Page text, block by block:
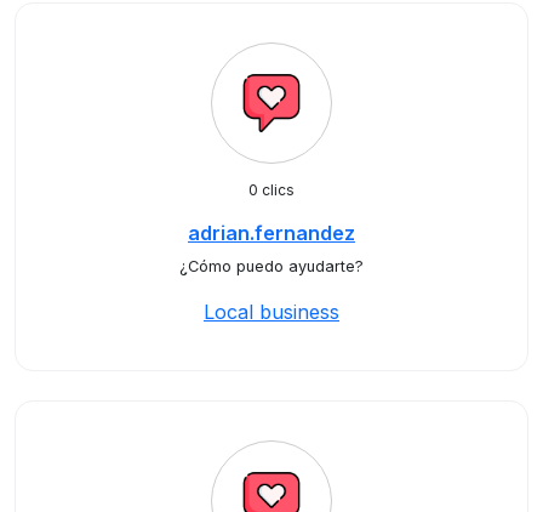
0 clics
adrian.fernandez
¿Cómo puedo ayudarte?
Local business